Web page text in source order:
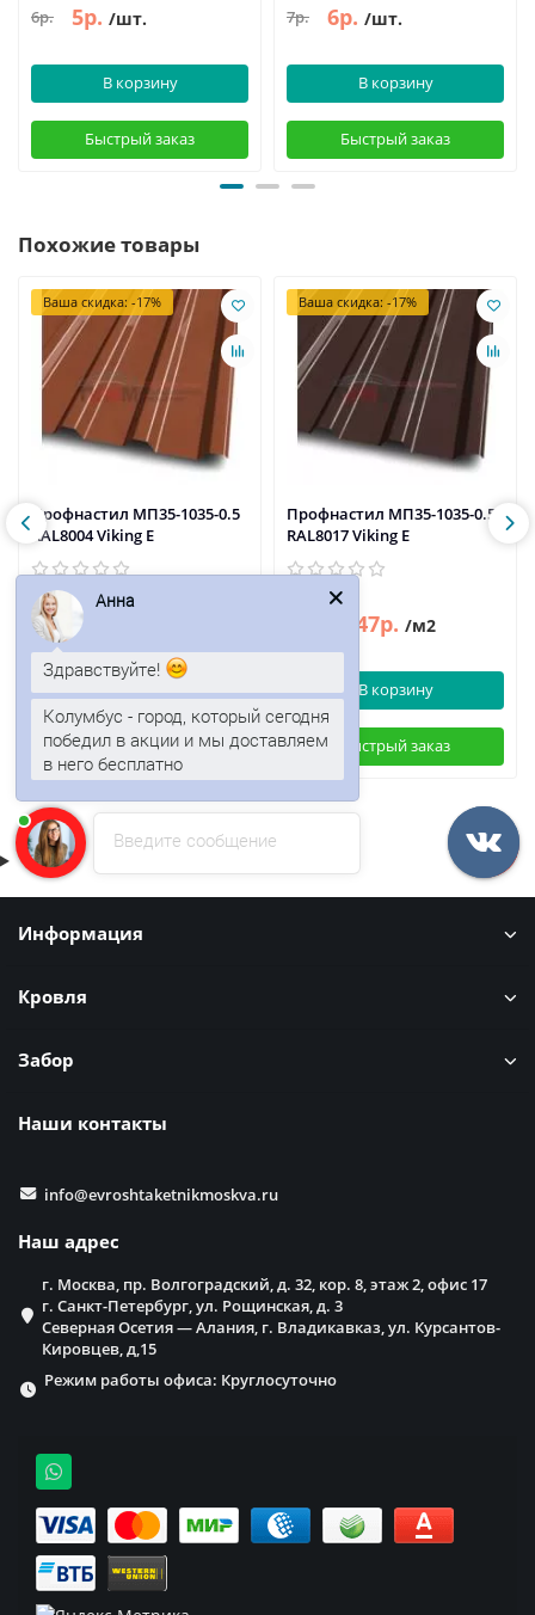
6р. 5р. /шт.
В корзину
Быстрый заказ
7р. 6р. /шт.
В корзину
Быстрый заказ
Похожие товары
Ваша скидка: -17%
Профнастил МП35-1035-0.5
RAL8004 Viking E
801р.
В корзину
Быстрый заказ
Ваша скидка: -17%
Профнастил МП35-1035-0.5
RAL8017 Viking E
647р. /м2
В корзину
Быстрый заказ
Информация
Кровля
Забор
Наши контакты
info@evroshtaketnikmoskva.ru
Наш адрес
г. Москва, пр. Волгоградский, д. 32, кор. 8, этаж 2, офис 17
г. Санкт-Петербург, ул. Рощинская, д. 3
Северная Осетия — Алания, г. Владикавказ, ул. Курсантов-
Кировцев, д,15
Режим работы офиса: Круглосуточно
Введите сообщение
Анна
Здравствуйте!
Колумбус - город, который сегодня
победил в акции и мы доставляем
в него бесплатно